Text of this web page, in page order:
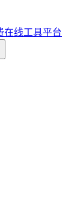
在线工具平台